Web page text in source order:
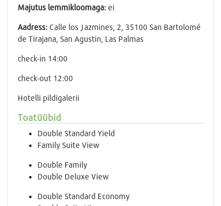
Majutus lemmikloomaga: ei
Аadress: Calle los Jazmines, 2, 35100 San Bartolomé
de Tirajana, San Agustin, Las Palmas
check-in 14:00
check-out 12:00
Hotelli pildigalerii
Toatüübid
Double Standard Yield
Family Suite View
Double Family
Double Deluxe View
Double Standard Economy